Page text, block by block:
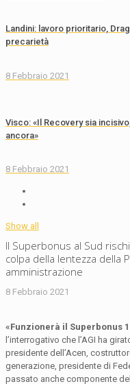
Landini: lavoro prioritario,
precarietà
8 Febbraio 2021
Visco: «Il Recovery sia
ancora»
8 Febbraio 2021
Show all
Il Superbonus al Sud
colpa della lentezza della
amministrazione
8 Febbraio 2021
«Funzionerà il Superbonus
l’interrogativo che l’AGI ha
presidente dell’Acen,
generazione, presidente di
passato anche componente